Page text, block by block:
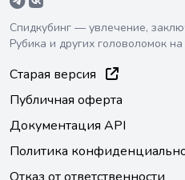
Спидкубинг — увлечение,
Рубика и других головоломок на
Старая версия
Публичная оферта
Документация API
Политика